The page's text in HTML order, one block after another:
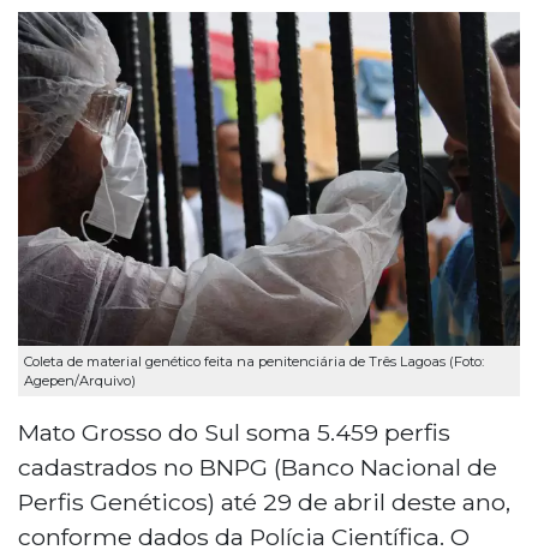
Coleta de material genético feita na penitenciária de Três Lagoas (Foto:
Agepen/Arquivo)
Mato Grosso do Sul soma 5.459 perfis
cadastrados no BNPG (Banco Nacional de
Perfis Genéticos) até 29 de abril deste ano,
conforme dados da Polícia Científica. O